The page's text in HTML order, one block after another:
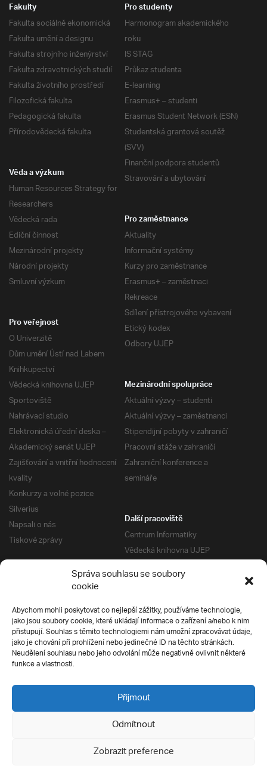
Správa souhlasu se soubory
cookie
Abychom mohli poskytovat co nejlepší zážitky, používáme technologie,
jako jsou soubory cookie, které ukládají informace o zařízení a/nebo k nim
přistupují. Souhlas s těmito technologiemi nám umožní zpracovávat údaje,
jako je chování při prohlížení nebo jedinečné ID na těchto stránkách.
Neudělení souhlasu nebo jeho odvolání může negativně ovlivnit některé
funkce a vlastnosti.
Přijmout
Odmítnout
Zobrazit preference
Fakulty
Fakulta sociálně ekonomická
Fakulta umění a designu
Fakulta strojního inženýrství
Fakulta zdravotnických studií
Fakulta životního prostředí
Filozofická fakulta
Pedagogická fakulta
Přírodovědecká fakulta
Pro studenty
Harmonogram akademického
roku
IS STAG
Průkaz studenta
E-learning
Erasmus+ – studenti
Erasmus Student Network (ESN)
Studentská grantová soutěž
(SVV)
Finanční podpora studentů
Stravování a ubytování
Věda a výzkum
Human Resources Strategy for
Researchers
Vědecká rada
Ediční činnost
Mezinárodní projekty
Národní projekty
Smluvní výzkum
Pro zaměstnance
Aktuality
Informační systémy
Kurzy pro zaměstnance
Erasmus+ – zaměstnaci
Rekreace
Sdílení přístrojového vybavení
Etický kodex
Odbory UJEP
Pro veřejnost
O Univerzitě
Dům umění Ústí nad Labem
Knihkupectví
Vědecká knihovna UJEP
Sportoviště
Nahrávací studio
Elektronická úřední deska –
Akademický senát UJEP
Zajišťování a vnitřní hodnocení
kvality
Konkurzy a volné pozice
Silverius
Napsali o nás
Tiskové zprávy
Mezinárodní spolupráce
Aktuální výzvy – studenti
Aktuální výzvy – zaměstnanci
Stipendijní pobyty v zahraničí
Pracovní stáže v zahraničí
Zahraniční konference a
semináře
Další pracoviště
Centrum Informatiky
Vědecká knihovna UJEP
Správa kolejí a menz
Univerzitní centrum podpory
Silverius
Pro uchazeče
Přijímací řízení
E-prihlaska
Přípravné kurzy
Ochrana soukromí
Všechna práva vyhrazena